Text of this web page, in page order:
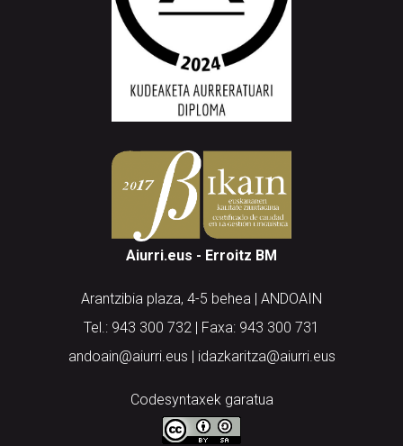
Aiurri.eus - Erroitz BM
Arantzibia plaza, 4-5 behea | ANDOAIN
Tel.: 943 300 732 | Faxa: 943 300 731
andoain@aiurri.eus | idazkaritza@aiurri.eus
Codesyntaxek garatua